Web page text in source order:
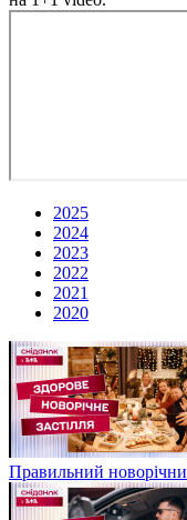
2025
2024
2023
2022
2021
2020
Правильний